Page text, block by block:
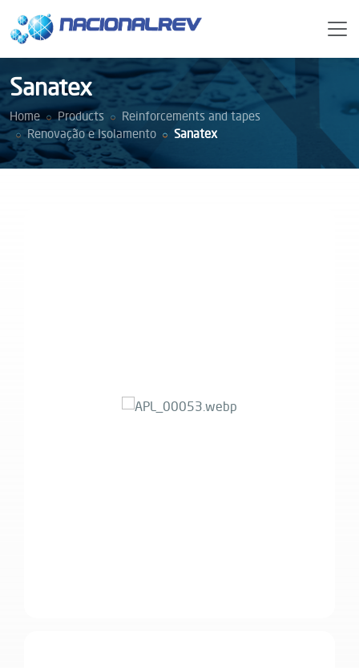
Sanatex
Home Products
Reinforcements and tapes
Renovação e Isolamento
Sanatex